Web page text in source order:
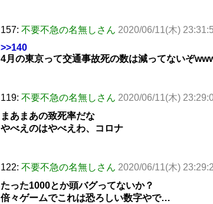
157: 不要不急の名無しさん 2020/06/11(木)
>>140
4月の東京って交通事故死の数は減ってないぞ
119: 不要不急の名無しさん 2020/06/11(木)
まあまあの致死率だな
やべえのはやべえわ、コロナ
122: 不要不急の名無しさん 2020/06/11(木)
たった1000とか頭バグってないか？
倍々ゲームでこれは恐ろしい数字やで…